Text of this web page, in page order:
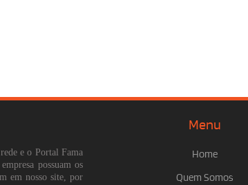
e o Portal Fama
possuam os
em nosso site, por
Menu
Home
Quem Somos